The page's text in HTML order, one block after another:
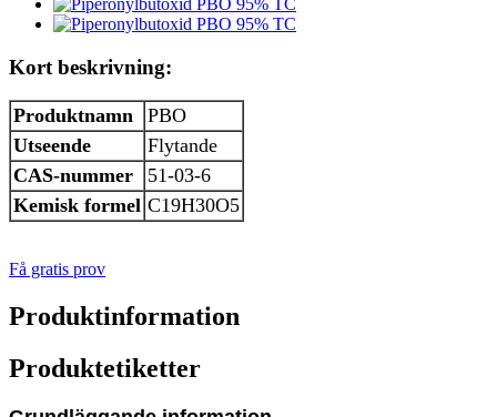
Kort beskrivning:
Produktnamn
PBO
Utseende
Flytande
CAS-nummer
51-03-6
Kemisk formel C19H30O5
Få gratis prov
Produktinformation
Produktetiketter